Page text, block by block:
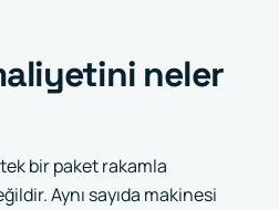
neler
bir paket rakamla
Aynı sayıda makinesi